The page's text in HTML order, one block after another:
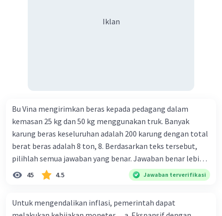
Iklan
Bu Vina mengirimkan beras kepada pedagang dalam
kemasan 25 kg dan 50 kg menggunakan truk. Banyak
karung beras keseluruhan adalah 200 karung dengan total
berat beras adalah 8 ton, 8. Berdasarkan teks tersebut,
pilihlah semua jawaban yang benar. Jawaban benar lebih
dari satu. Banyak karung beras kemasan 25 kg adalah 50
buah. Banyak karung beras kemasan 50 kg adalah 150
ton. Perbandingan berat beras kemasan 25 kg dan 50 kg
45 4.5 Jawaban terverifikasi
Untuk mengendalikan inflasi, pemerintah dapat